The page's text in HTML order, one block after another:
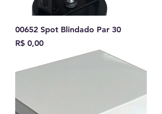
00652 Spot Blindado Par 30
Preço
R$ 0,00